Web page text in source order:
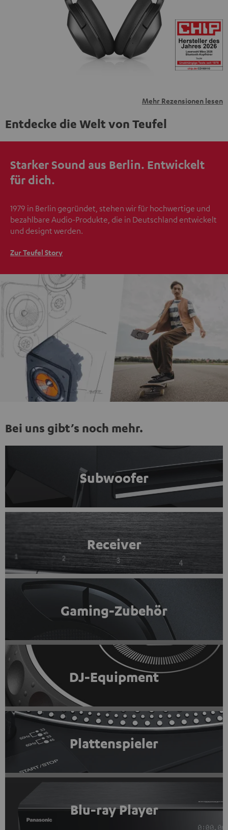
übermittelt werden.
Weitere Informationen sind in der
Datenschutzerklärung unter I zu finden.
Mehr Rezensionen lesen
Entdecke die Welt von Teufel
Starker Sound aus Berlin. Entwickelt
für dich.
1979 in Berlin gegründet, stehen wir für hochwertige und
bezahlbare Audio-Produkte, die in Deutschland entwickelt
und designt werden.
Zur Teufel Story
Bei uns gibt’s noch mehr.
Subwoofer
Receiver
Gaming-Zubehör
DJ-Equipment
Plattenspieler
Blu-ray Player